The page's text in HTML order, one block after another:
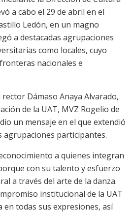
a cabo el 29 de abril en el
Ledón, en un magno
a destacadas agrupaciones
como locales, cuyo
nacionales e
Dámaso Anaya Alvarado,
de la UAT, MVZ Rogelio de
un mensaje en el que extendió
agrupaciones participantes.
a quienes integran
con su talento y esfuerzo
a través del arte de la danza.
institucional de la UAT
todas sus expresiones, así